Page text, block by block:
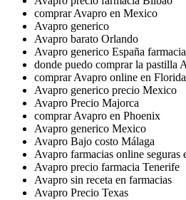
comprar Avapro en Mexico
Avapro generico
Avapro barato Orlando
Avapro generico España
donde puedo comprar la pastilla
comprar Avapro online en Florida
Avapro generico precio Mexico
Avapro Precio Majorca
comprar Avapro en Phoenix
Avapro generico Mexico
Avapro Bajo costo Málaga
Avapro farmacias online seguras
Avapro precio farmacia Tenerife
Avapro sin receta en farmacias
Avapro Precio Texas